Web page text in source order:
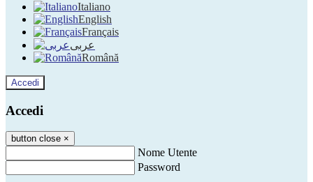
Italiano
English
Français
عربى
Română
Accedi
Accedi
button close ×
Nome Utente
Password